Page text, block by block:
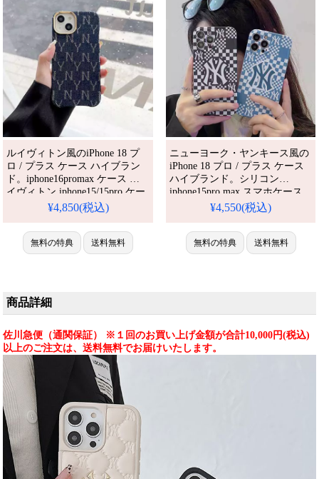
ルイヴィトン風のiPhone 18 プ
ロ / プラス ケース ハイブラン
ド。iphone16promax ケース ル
イヴィトン iphone15/15pro ケー
ス デニム ヴィトン風 iphone14
iphone14pro/13pro ケース モテる
メンズ iphone12promax ケース
お揃い ブランド。芸能人も愛用
¥4,850(税込)
無料の特典 送料無料
ニューヨーク・ヤンキース風の
iPhone 18 プロ / プラス ケース
ハイブランド。シリコン
iphone15pro max スマホケース
ny ニューヨーク・ヤンキース
型 ny 手首バンド ニューヨー
ク・ヤンキース風 アイフォン14
pro 携帯ケース アイフォーン13
¥4,550(税込)
無料の特典 送料無料
商品詳細
佐川急便（通関保証） ※１回のお買い上げ金額が合計10,000円(税込)
以上のご注文は、送料無料でお届けいたします。